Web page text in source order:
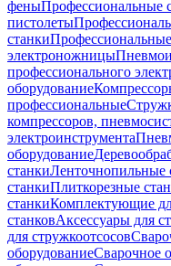
феныПрофессиональные
пистолеты
станкиПрофессиональные
электроножницы
профессионального
оборудование
профессиональные
компрессоров,
электроинструмента
оборудование
станкиЛенточнопильные
станкиПлиткорезные
станкиКомплектующие
станковАксессуары для
для стружкоотсосов
оборудованиеСварочное